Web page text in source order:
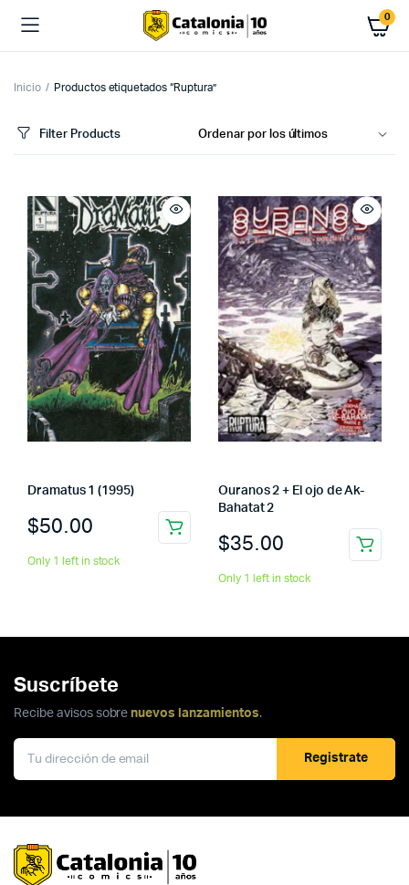
0
Inicio Productos etiquetados “Ruptura”
Filter Products
Dramatus 1 (1995)
$50.00
Only 1 left in stock
Ouranos 2 + El ojo de Ak-
Bahatat 2
$35.00
Only 1 left in stock
Suscríbete
Recibe avisos sobre nuevos lanzamientos.
Registrate